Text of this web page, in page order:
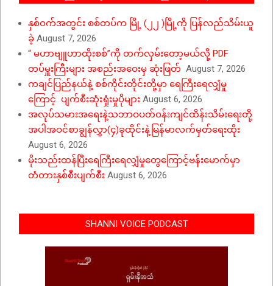
နှစ်ဝက်အတွင်း စစ်တပ်က မြို့ (၂၂ )မြို့ကို ပြန်လည်သိမ်းယူ
ခဲ့ August 7, 2026
“ မဟာဗျူဟာထိုးစစ်”ကို တက်လှမ်းတော့မယ်လို့ PDF
တပ်မှူးကြီးများ အစည်းအဝေးမှ ဆုံးဖြတ် August 7, 2026
ကချင်ပြည်နယ်နဲ့ စစ်ကိုင်းတိုင်းတို့မှာ ရေကြီးရေလျှံမှု
ကြောင့် ပျက်စီးဆုံးရှုံးမှုပိုများ August 6, 2026
အလုပ်သမားအရေးနဲ့သဘာဝပတ်ဝန်းကျင်ထိန်းသိမ်းရေးတို့
အပါအဝင်စာချွန်လွှာ(၄)ခုထိုင်းနဲ့မြန်မာလက်မှတ်ရေးထိုး
August 6, 2026
မိုးသည်းထန်ပြီးရေကြီးရေလျှံမှုတွေကြောင့်ဗန်းမောက်မှာ
တံတားနှစ်စီးပျက်စီး August 6, 2026
SHANNI VOICE PODCAST